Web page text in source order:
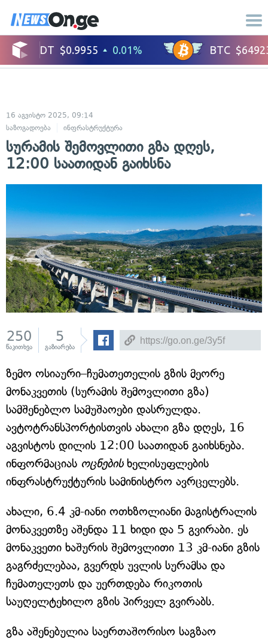
16 აგვისტო 2025, 09:14
საზოგადოება
ინფრასტრუქტურა
სურამის შემოვლითი გზა დღეს,
12:00 საათიდან გაიხსნა
250
წაკითხვა
5
გაზიარება
ზემო ოსიაური–ჩუმათეთელის გზის მეორე
მონაკვეთის (სურამის შემოვლითი გზა)
სამშენებლო სამუშაოები დასრულდა.
ავტოტრანსპორტისთვის ახალი გზა დღეს, 16
აგვისტოს დილის 12:00 საათიდან გაიხსნება.
ინფორმაციას ოცნებისხელისუფლების
ინფრასტრუქტურის სამინისტრო ავრცელებს.
ახალი, 6.4 კმ-იანი ოთხზოლიანი მაგისტრალის
მონაკვეთზე აშენდა 11 ხიდი და 5 გვირაბი. ეს
მონაკვეთი ხაშურის შემოვლითი 13 კმ-იანი გზის
გაგრძელებაა, გვერდს უვლის სურამსა და
ჩუმათელეთს და უერთდება რიკოთის
საუღელტეხილო გზის პირველ გვირაბს.
გზა აშენებულია საერთაშორისო საგზაო